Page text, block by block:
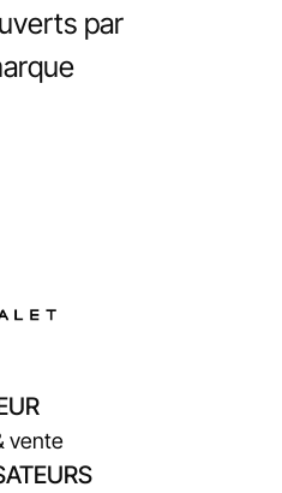
par
vente